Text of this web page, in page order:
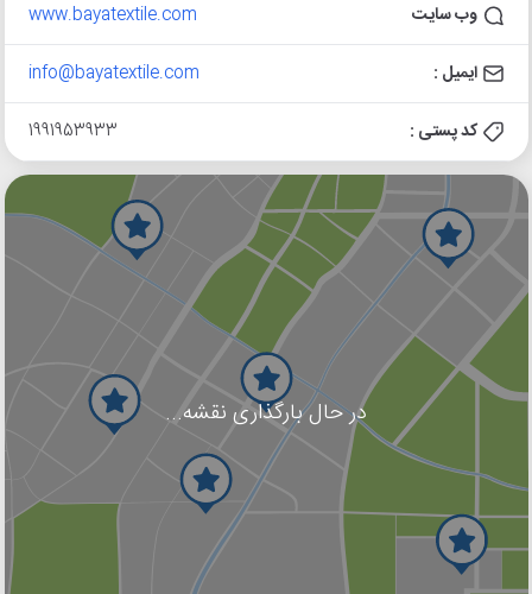
وب سایت www.bayatextile.com
ایمیل : info@bayatextile.com
کد پستی : 1991953933
در حال بارگذاری نقشه...